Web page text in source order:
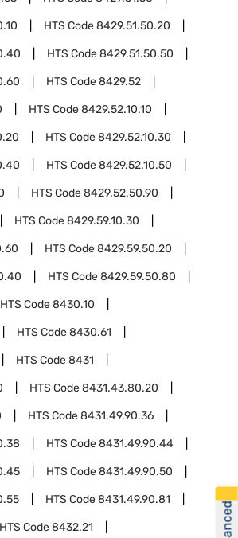
HTS Code8429.51.50.20
HTS Code8429.51.50.50
HTS Code8429.52
HTS Code8429.52.10.10
HTS Code8429.52.10.30
HTS Code8429.52.10.50
HTS Code8429.52.50.90
HTS Code8429.59.10.30
HTS Code8429.59.50.20
HTS Code8429.59.50.80
HTS Code8430.10
HTS Code8430.61
HTS Code8431
HTS Code8431.43.80.20
HTS Code8431.49.90.36
HTS Code8431.49.90.44
HTS Code8431.49.90.50
HTS Code8431.49.90.81
HTS Code8432.21